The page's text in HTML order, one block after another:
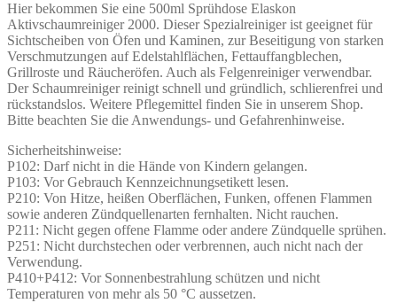
Hier bekommen Sie eine 500ml Sprühdose Elaskon
Aktivschaumreiniger 2000. Dieser Spezialreiniger ist geeignet für
Sichtscheiben von Öfen und Kaminen, zur Beseitigung von starken
Verschmutzungen auf Edelstahlflächen, Fettauffangblechen,
Grillroste und Räucheröfen. Auch als Felgenreiniger verwendbar.
Der Schaumreiniger reinigt schnell und gründlich, schlierenfrei und
rückstandslos. Weitere Pflegemittel finden Sie in unserem Shop.
Bitte beachten Sie die Anwendungs- und Gefahrenhinweise.
Sicherheitshinweise:
P102: Darf nicht in die Hände von Kindern gelangen.
P103: Vor Gebrauch Kennzeichnungsetikett lesen.
P210: Von Hitze, heißen Oberflächen, Funken, offenen Flammen
sowie anderen Zündquellenarten fernhalten. Nicht rauchen.
P211: Nicht gegen offene Flamme oder andere Zündquelle sprühen.
P251: Nicht durchstechen oder verbrennen, auch nicht nach der
Verwendung.
P410+P412: Vor Sonnenbestrahlung schützen und nicht
Temperaturen von mehr als 50 °C aussetzen.